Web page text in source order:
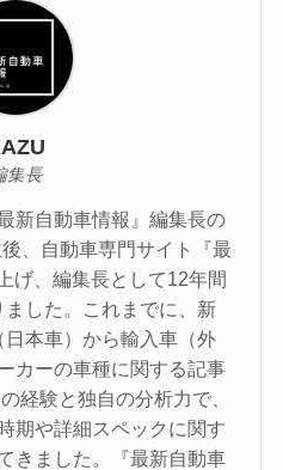
集長
新自動車情報』編集長の
、自動車専門サイト『最
げ、編集長として12年間
した。これまでに、新
本車）から輸入車（外
カーの車種に関する記事
経験と独自の分析力で、
期や詳細スペックに関す
きました。『最新自動車